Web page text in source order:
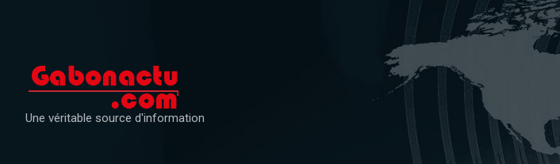
Une véritable source d'information